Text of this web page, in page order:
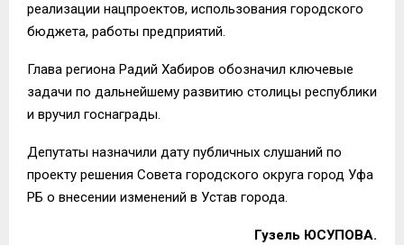
реализации нацпроектов, использования городского
бюджета, работы предприятий.
Глава региона Радий Хабиров обозначил ключевые
задачи по дальнейшему развитию столицы республики
и вручил госнаграды.
Депутаты назначили дату публичных слушаний по
проекту решения Совета городского округа город Уфа
РБ о внесении изменений в Устав города.
Гузель ЮСУПОВА.